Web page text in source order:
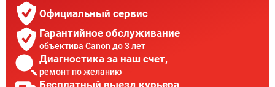
Официальный сервис
Гарантийное обслуживание
объектива Canon до 3 лет
Диагностика за наш счет,
ремонт по желанию
Бесплатный выезд курьера